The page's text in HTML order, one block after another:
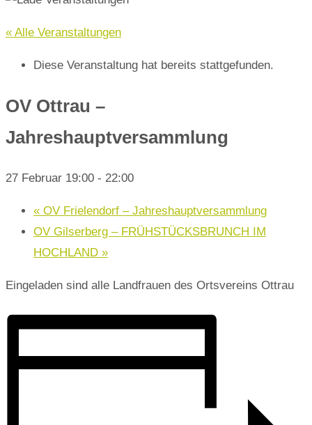
« Alle Veranstaltungen
Diese Veranstaltung hat bereits stattgefunden.
OV Ottrau –
Jahreshauptversammlung
27 Februar 19:00 - 22:00
« OV Frielendorf – Jahreshauptversammlung
OV Gilserberg – FRÜHSTÜCKSBRUNCH IM
HOCHLAND »
Eingeladen sind alle Landfrauen des Ortsvereins Ottrau